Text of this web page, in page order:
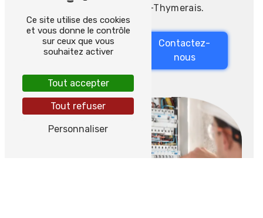
Châteauneuf-en-Thymerais.
En savoir
plus
Contactez-
nous
Ce site utilise des cookies
et vous donne le contrôle
sur ceux que vous
souhaitez activer
Tout accepter
Tout refuser
Personnaliser